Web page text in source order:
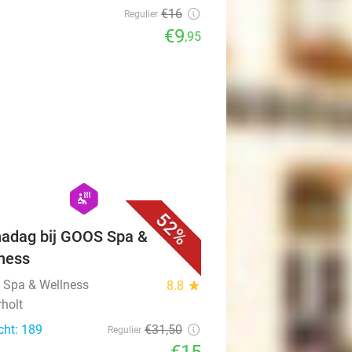
Regulier €16
€9,95
52%
hexagon
wellness
bij GOOS Spa &
Spa & Wellness 8.8 star
189
Regulier €31,50